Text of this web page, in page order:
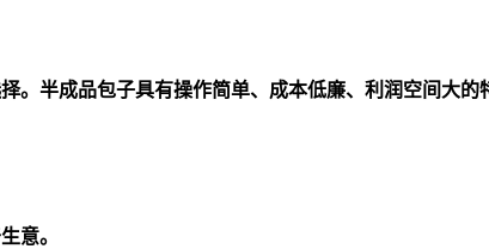
。半成品包子具有操作简单、成本低廉、利润空间大
意。